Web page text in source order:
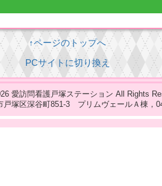
↑ページのトップへ
PCサイトに切り換え
愛訪問看護戸塚ステーション All Rights
塚区深谷町851-3 プリムヴェールＡ棟，